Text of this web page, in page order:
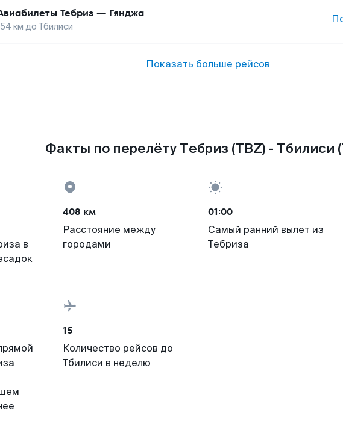
Тебриз — Гянджа
км до Тбилиси
Показать больше рейсов
Факты по перелёту Тебриз (TBZ) - Тбилиси
в
408 км
Расстояние между
городами
01:00
Самый ранний вылет из
Тебриза
15
Количество рейсов до
Тбилиси в неделю